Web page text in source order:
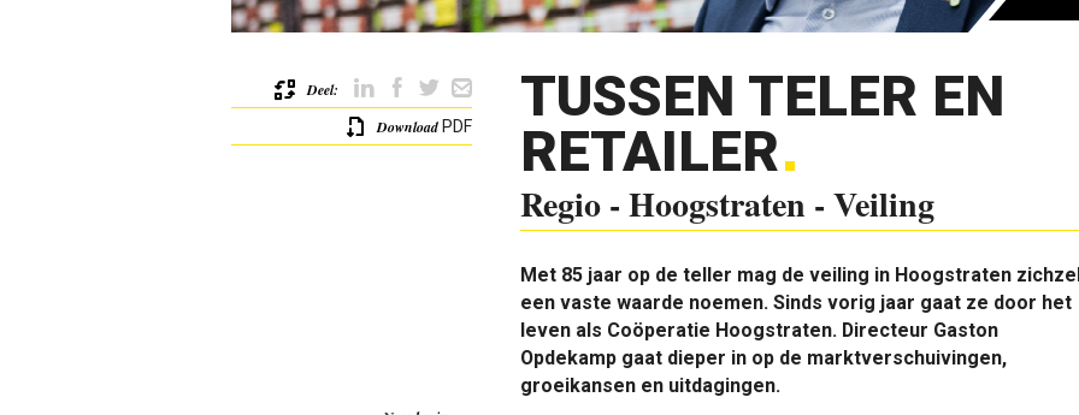
TUSSEN TELER EN
RETAILER
Regio - Hoogstraten - Veiling
Met 85 jaar op de teller mag de veiling in Hoogstraten
een vaste waarde noemen. Sinds vorig jaar gaat ze door het
leven als Coöperatie Hoogstraten. Directeur Gaston
Opdekamp gaat dieper in op de marktverschuivingen,
groeikansen en uitdagingen.
Deel:
DownloadPDF